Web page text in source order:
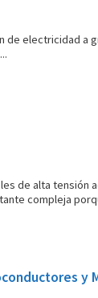
electricidad a
de alta tensión
compleja
y